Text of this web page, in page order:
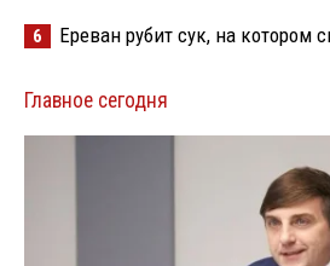
6 Ереван рубит сук, на котором
Главное сегодня